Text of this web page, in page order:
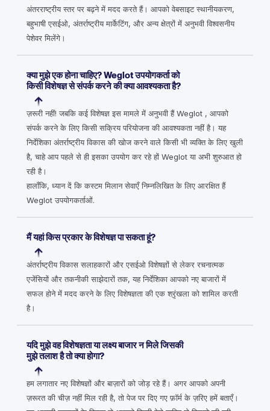
अंतरराष्ट्रीय स्तर पर बढ़ने में मदद करते हैं। आपको वेबसाइट स्थानीयकरण,
बहुभाषी एसईओ, अंतर्राष्ट्रीय मार्केटिंग, और अन्य क्षेत्रों में अनुभवी विश्वसनीय
पेशेवर मिलेंगे।
क्या मुझे एक होना चाहिए? Weglot उपयोगकर्ता को
किसी विशेषज्ञ से संपर्क करने की क्या आवश्यकता है?
ज़रूरी नहीं! जबकि कई विशेषज्ञ इस मामले में अनुभवी हैं Weglot , आपको
संपर्क करने के लिए किसी सक्रिय परियोजना की आवश्यकता नहीं है। यह
निर्देशिका अंतर्राष्ट्रीय विकास की खोज करने वाले किसी भी व्यक्ति के लिए खुली
है, चाहे आप पहले से ही इसका उपयोग कर रहे हों Weglot या अभी शुरुआत हो
रही है।
हालाँकि, ध्यान दें कि कस्टम मिलान सेवाएँ निम्नलिखित के लिए आरक्षित हैं
Weglot उपयोगकर्ताओं.
मैं यहां किस प्रकार के विशेषज्ञ पा सकता हूं?
अंतर्राष्ट्रीय विकास सलाहकारों और एसईओ विशेषज्ञों से लेकर रचनात्मक
एजेंसियों और तकनीकी साझेदारों तक, यह निर्देशिका आपको नए बाजारों में
सफल होने में मदद करने के लिए विशेषज्ञता की एक श्रृंखला को शामिल करती
है।
यदि मुझे वह विशेषज्ञता या लक्ष्य बाजार न मिले जिसकी
मुझे तलाश है तो क्या होगा?
हम लगातार नए विशेषज्ञों और बाज़ारों को जोड़ रहे हैं। अगर आपको अपनी
ज़रूरत की चीज़ नहीं मिल रही है, तो पेज पर दिए गए फ़ॉर्म के ज़रिए हमें बताएँ।